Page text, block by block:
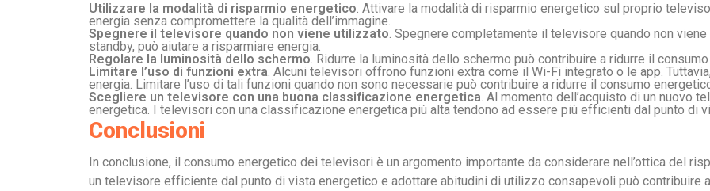
Utilizzare la modalità di risparmio energetico. Attivare la modalità di risparmio energetico sul proprio
energia senza compromettere la qualità dell’immagine.
Spegnere il televisore quando non viene utilizzato. Spegnere completamente il televisore quando non
standby, può aiutare a risparmiare energia.
Regolare la luminosità dello schermo. Ridurre la luminosità dello schermo può contribuire a ridurre il
Limitare l’uso di funzioni extra. Alcuni televisori offrono funzioni extra come il Wi-Fi integrato o le app.
energia. Limitare l’uso di tali funzioni quando non sono necessarie può contribuire a ridurre il consumo
Scegliere un televisore con una buona classificazione energetica. Al momento dell’acquisto di un nuovo
energetica. I televisori con una classificazione energetica più alta tendono ad essere più efficienti dal punto di
Conclusioni
In conclusione, il consumo energetico dei televisori è un argomento importante da considerare nell’ottica del
un televisore efficiente dal punto di vista energetico e adottare abitudini di utilizzo consapevoli può contribuire